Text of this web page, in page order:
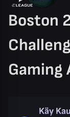
Boston
Gaming
Käy